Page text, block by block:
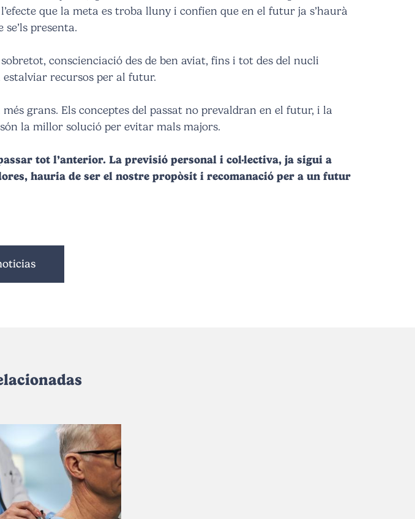
que la meta es troba lluny i confien que en el futur ja s’haurà
presenta.
conscienciació des de ben aviat, fins i tot des del nucli
recursos per al futur.
grans. Els conceptes del passat no prevaldran en el futur, i la
la millor solució per evitar mals majors.
tot l’anterior. La previsió personal i col·lectiva, ja sigui a
hauria de ser el nostre propòsit i recomanació per a un futur